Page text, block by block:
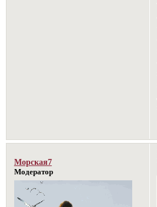
Морская7
Модератор